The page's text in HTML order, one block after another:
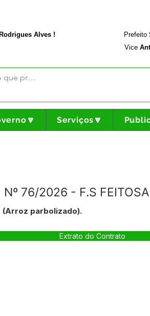
Alves ! Prefeito
Vice
Serviços🔽
Nº 76/2026 - F.S
parbolizado).
Extrato do Contrato